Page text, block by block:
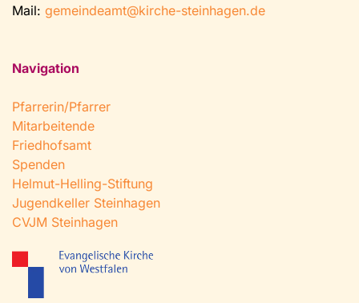
Mail: gemeindeamt@kirche-steinhagen.de
Navigation
Pfarrerin/Pfarrer
Mitarbeitende
Friedhofsamt
Spenden
Helmut-Helling-Stiftung
Jugendkeller Steinhagen
CVJM Steinhagen